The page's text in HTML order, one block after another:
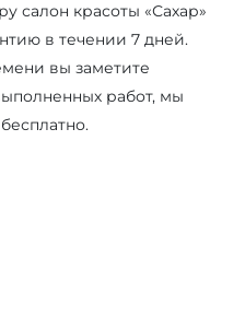
салон красоты «Сахар»
в течении 7 дней.
вы заметите
работ, мы